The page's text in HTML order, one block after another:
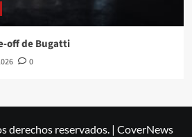
off de Bugatti
0
derechos reservados. | CoverNews